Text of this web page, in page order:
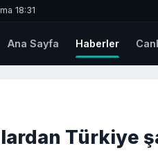
18:31
Ana Sayfa Haberler
Türkiye